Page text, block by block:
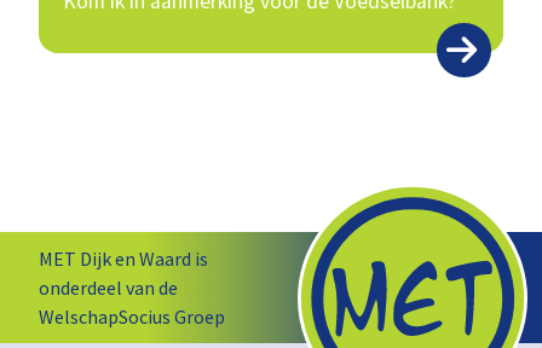
MET Dijk en Waard is
onderdeel van de
WelschapSocius Groep